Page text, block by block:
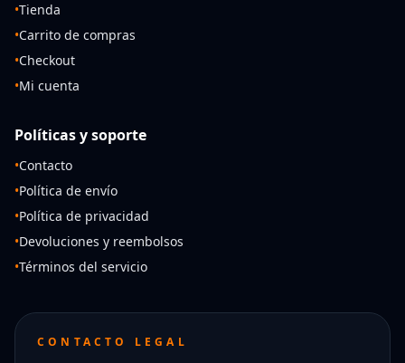
•Tienda
•Carrito de compras
•Checkout
•Mi cuenta
Políticas y soporte
•Contacto
•Política de envío
•Política de privacidad
•Devoluciones y reembolsos
•Términos del servicio
CONTACTO LEGAL